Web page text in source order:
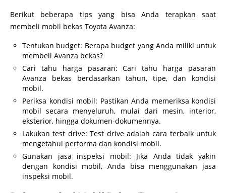
Berikut beberapa tips yang bisa Anda terapkan saat
membeli mobil bekas Toyota Avanza:
Tentukan budget: Berapa budget yang Anda miliki untuk
membeli Avanza bekas?
Cari tahu harga pasaran: Cari tahu harga pasaran
Avanza bekas berdasarkan tahun, tipe, dan kondisi
mobil.
Periksa kondisi mobil: Pastikan Anda memeriksa kondisi
mobil secara menyeluruh, mulai dari mesin, interior,
eksterior, hingga dokumen-dokumennya.
Lakukan test drive: Test drive adalah cara terbaik untuk
mengetahui performa dan kondisi mobil.
Gunakan jasa inspeksi mobil: Jika Anda tidak yakin
dengan kondisi mobil, Anda bisa menggunakan jasa
inspeksi mobil.